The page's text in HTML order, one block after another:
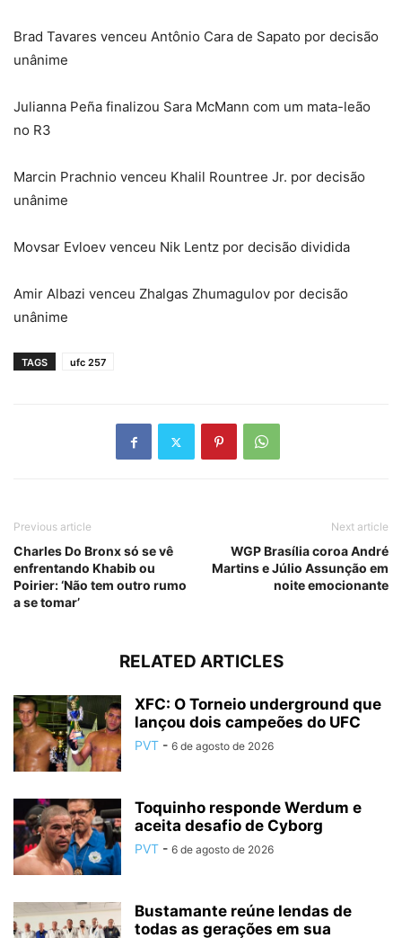
Brad Tavares venceu Antônio Cara de Sapato por decisão
unânime
Julianna Peña finalizou Sara McMann com um mata-leão
no R3
Marcin Prachnio venceu Khalil Rountree Jr. por decisão
unânime
Movsar Evloev venceu Nik Lentz por decisão dividida
Amir Albazi venceu Zhalgas Zhumagulov por decisão
unânime
TAGS ufc 257
Previous article
Charles Do Bronx só se vê
enfrentando Khabib ou
Poirier: ‘Não tem outro rumo
a se tomar’
Next article
WGP Brasília coroa André
Martins e Júlio Assunção em
noite emocionante
RELATED ARTICLES
XFC: O Torneio underground que
lançou dois campeões do UFC
PVT - 6 de agosto de 2026
Toquinho responde Werdum e
aceita desafio de Cyborg
PVT - 6 de agosto de 2026
Bustamante reúne lendas de
todas as gerações em sua